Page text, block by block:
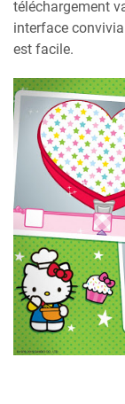
téléchargement
interface
est facile.